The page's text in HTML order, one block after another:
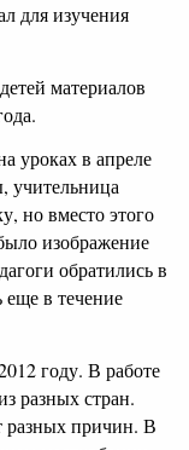
для изучения
материалов
уроках в апреле
учительница
но вместо этого
изображение
обратились в
в течение
году. В работе
разных стран.
разных причин. В